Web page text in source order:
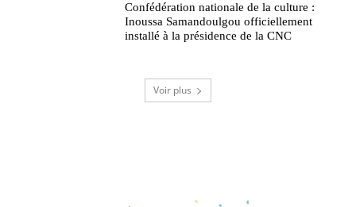
Confédération nationale de la culture :
Inoussa Samandoulgou officiellement
installé à la présidence de la CNC
Voir plus